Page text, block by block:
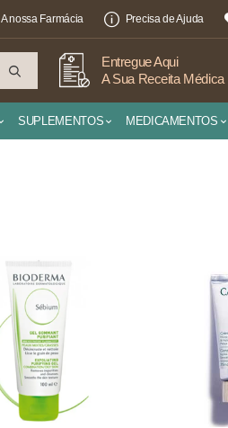
A nossa Farmácia Precisa de Ajuda
Entregue Aqui
A Sua Receita Médica
SUPLEMENTOS MEDICAMENTOS